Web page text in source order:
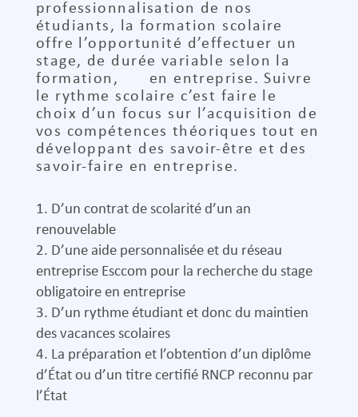
professionnalisation de nos
étudiants, la formation scolaire
offre l’opportunité d’effectuer un
stage, de durée variable selon la
formation, en entreprise. Suivre
le rythme scolaire c’est faire le
choix d’un focus sur l’acquisition de
vos compétences théoriques tout en
développant des savoir-être et des
savoir-faire en entreprise.
D’un contrat de scolarité d’un an
renouvelable
D’une aide personnalisée et du réseau
entreprise Esccom pour la recherche du stage
obligatoire en entreprise
D’un rythme étudiant et donc du maintien
des vacances scolaires
La préparation et l’obtention d’un diplôme
d’État ou d’un titre certifié RNCP reconnu par
l’État